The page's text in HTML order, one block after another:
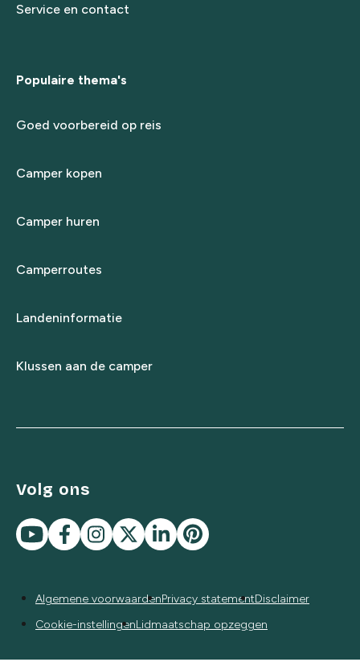
Service en contact
Populaire thema's
Goed voorbereid op reis
Camper kopen
Camper huren
Camperroutes
Landeninformatie
Klussen aan de camper
Volg ons
Algemene voorwaardenPrivacy statementDisclaimer
Cookie-instellingenLidmaatschap opzeggen